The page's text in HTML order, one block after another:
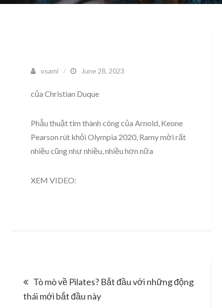
osami June 28, 2023
của Christian Duque
Phẫu thuật tim thành công của Arnold, Keone
Pearson rút khỏi Olympia 2020, Ramy mời rất
nhiều cũng như nhiều, nhiều hơn nữa
XEM VIDEO:
navigation
Tò mò về Pilates? Bắt đầu với những động
thái mới bắt đầu này